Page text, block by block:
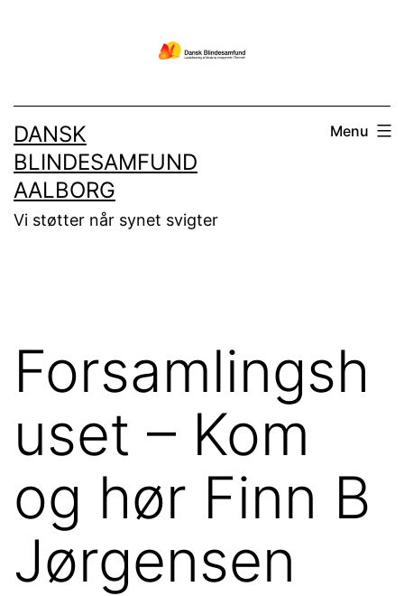
DANSK
BLINDESAMFUND
AALBORG
Vi støtter når synet svigter
Menu
Forsamlingsh
uset – Kom
og hør Finn B
Jørgensen